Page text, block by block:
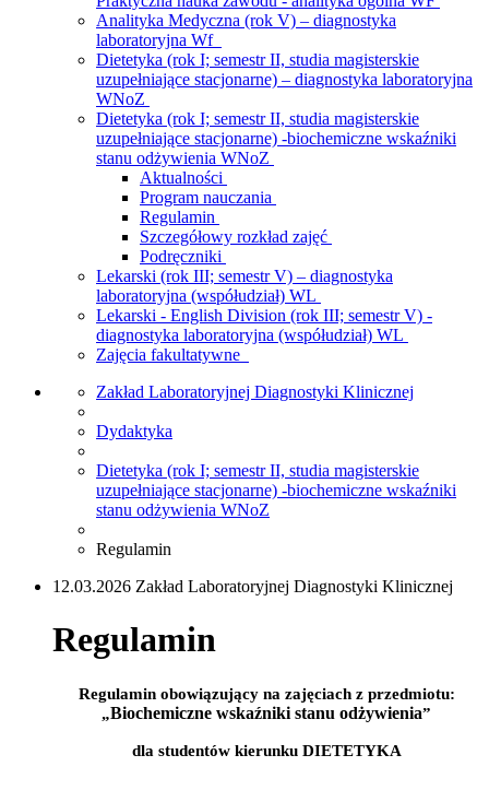
Analityka Medyczna (rok V) – diagnostyka
laboratoryjna Wf
Dietetyka (rok I; semestr II, studia magisterskie
uzupełniające stacjonarne) – diagnostyka laboratoryjna
WNoZ
Dietetyka (rok I; semestr II, studia magisterskie
uzupełniające stacjonarne) -biochemiczne wskaźniki
stanu odżywienia WNoZ
Aktualności
Program nauczania
Regulamin
Szczegółowy rozkład zajęć
Podręczniki
Lekarski (rok III; semestr V) – diagnostyka
laboratoryjna (współudział) WL
Lekarski - English Division (rok III; semestr V) -
diagnostyka laboratoryjna (współudział) WL
Zajęcia fakultatywne
Zakład Laboratoryjnej Diagnostyki Klinicznej
Dydaktyka
Dietetyka (rok I; semestr II, studia magisterskie
uzupełniające stacjonarne) -biochemiczne wskaźniki
stanu odżywienia WNoZ
Regulamin
12.03.2026 Zakład Laboratoryjnej Diagnostyki Klinicznej
Regulamin
Regulamin obowiązujący na zajęciach z przedmiotu:
„Biochemiczne wskaźniki stanu odżywienia”
dla studentów kierunku DIETETYKA